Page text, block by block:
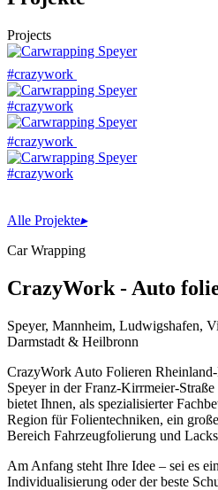
Projects
#crazywork
#crazywork
#crazywork
#crazywork
Alle Projekte▸
Car Wrapping
CrazyWork - Auto
Speyer, Mannheim, Ludwigshafen,
Darmstadt & Heilbronn
CrazyWork Auto Folieren
Speyer in der Franz-Kirrmeier-
bietet Ihnen, als spezialisierter
Region für Folientechniken, ein
Bereich Fahrzeugfolierung und
Am Anfang steht Ihre Idee – sei es
Individualisierung oder der beste